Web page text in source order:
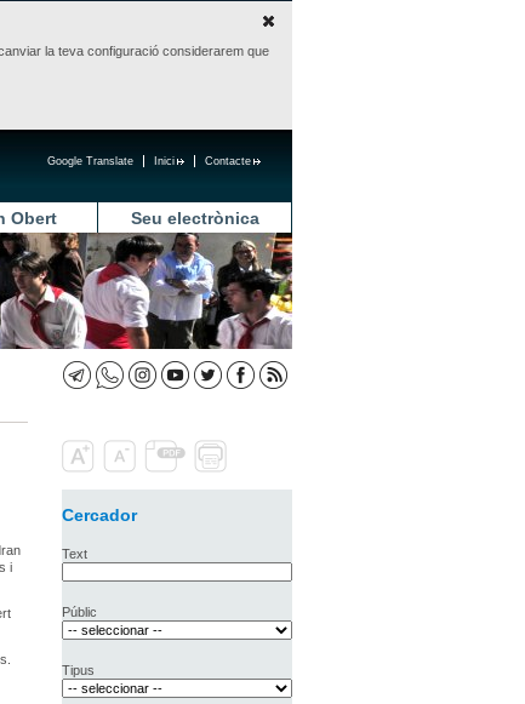
la teva configuració considerarem que
Contacte
Inici
Google Translate
Obert Seu electrònica
i
Cercador
Text
Públic
Tipus